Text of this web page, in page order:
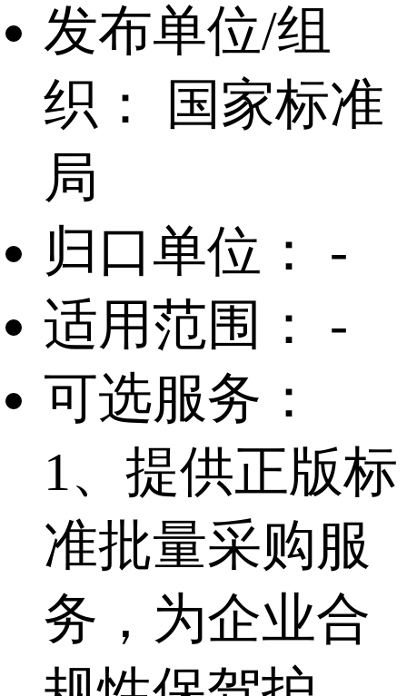
发布单位/组
织：
国家标准
局
归口单位：
-
适用范围：
-
可选服务：
1、提供正版标
准批量采购服
务，为企业合